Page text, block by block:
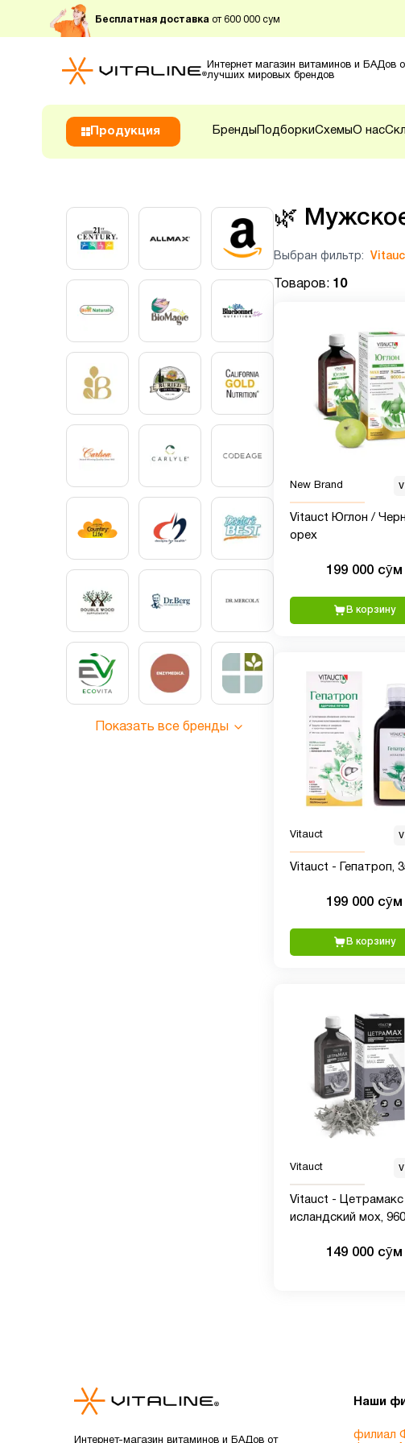
Бесплатная доставка от 600 000 сум
Интернет магазин витаминов и БАДов
лучших мировых брендов
Продукция Бренды ПодборкиСхемыО нас
Показать все бренды
🌿
Выбран фильтр:
Товаров: 10
New Brand
Vitauct Юглон /
орех
199 000 сӯм
В корзину
Vitauct
Vitauct - Гепатроп,
199 000 сӯм
В корзину
Vitauct
Vitauct -
исландский мох,
149 000 сӯм
Интернет-магазин витаминов и БАДов от
Наши
филиал